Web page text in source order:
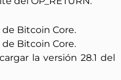
la versión 28.1 del